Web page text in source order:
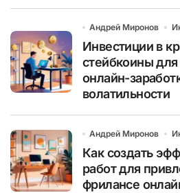
Андрей Миронов
Инвестиции в
стейбкоины для
онлайн-
волатильности
Андрей Миронов
Как создать
работ для
фрилансе